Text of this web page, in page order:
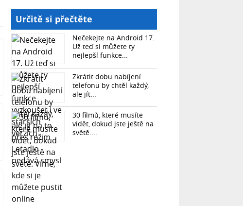
Určitě si přečtěte
Nečekejte na Android 17.
Už teď si můžete ty
nejlepší funkce...
Zkrátit dobu nabíjení
telefonu by chtěl každý,
ale jít...
30 filmů, které musíte
vidět, dokud jste ještě na
světě....